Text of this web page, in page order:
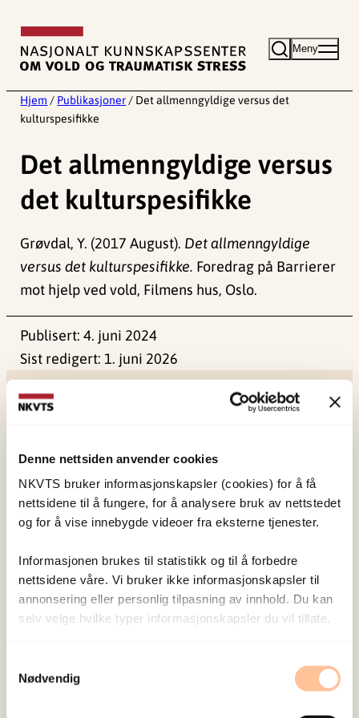
Denne nettsiden anvender cookies
NKVTS bruker informasjonskapsler (cookies) for å få
nettsidene til å fungere, for å analysere bruk av nettstedet
og for å vise innebygde videoer fra eksterne tjenester.
Informasjonen brukes til statistikk og til å forbedre
nettsidene våre. Vi bruker ikke informasjonskapsler til
annonsering eller personlig tilpasning av innhold. Du kan
selv velge hvilke typer informasjonskapsler du vil tillate.
Nødvendig
innhold
Meny
Hjem / Publikasjoner / Det allmenngyldige versus det
kulturspesifikke
Det allmenngyldige versus
det kulturspesifikke
Grøvdal, Y. (2017 August). Det allmenngyldige
versus det kulturspesifikke. Foredrag på Barrierer
mot hjelp ved vold, Filmens hus, Oslo.
Publisert:4. juni 2024
Sist redigert: 1. juni 2026
NKVTS utvikler og sprer kunnskap og kompetanse
om vold og traumatisk stress. Formålet er å bidra
til å forebygge og redusere de helsemessige og
stress kan medføre.
Om oss
Ledige stillinger